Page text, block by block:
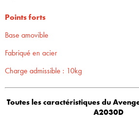
Points forts
Base amovible
Fabriqué en acier
Charge admissible : 10kg
Toutes les caractéristiques du
A2030D